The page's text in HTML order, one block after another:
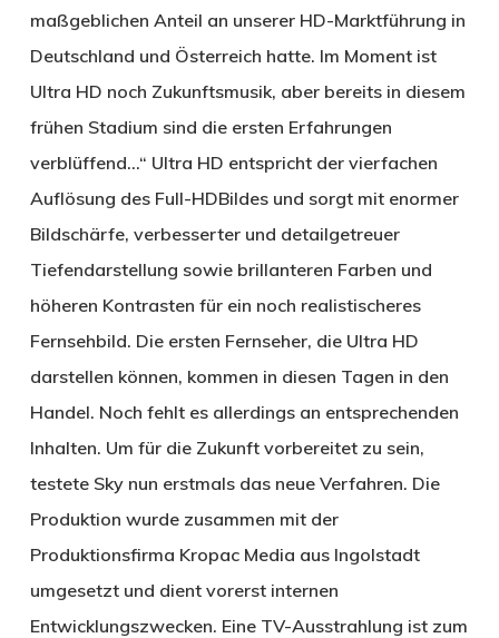
maßgeblichen Anteil an unserer HD-Marktführung in
Deutschland und Österreich hatte. Im Moment ist
Ultra HD noch Zukunftsmusik, aber bereits in diesem
frühen Stadium sind die ersten Erfahrungen
verblüffend…“ Ultra HD entspricht der vierfachen
Auflösung des Full-HDBildes und sorgt mit enormer
Bildschärfe, verbesserter und detailgetreuer
Tiefendarstellung sowie brillanteren Farben und
höheren Kontrasten für ein noch realistischeres
Fernsehbild. Die ersten Fernseher, die Ultra HD
darstellen können, kommen in diesen Tagen in den
Handel. Noch fehlt es allerdings an entsprechenden
Inhalten. Um für die Zukunft vorbereitet zu sein,
testete Sky nun erstmals das neue Verfahren. Die
Produktion wurde zusammen mit der
Produktionsfirma Kropac Media aus Ingolstadt
umgesetzt und dient vorerst internen
Entwicklungszwecken. Eine TV-Ausstrahlung ist zum